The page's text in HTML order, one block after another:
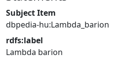
Subject Item
dbpedia-hu:Lambda_barion
rdfs:label
Lambda barion